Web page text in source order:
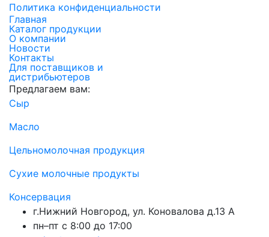
Политика конфиденциальности
Главная
Каталог продукции
О компании
Новости
Контакты
Для поставщиков и
дистрибьютеров
Предлагаем вам:
Сыр
Масло
Цельномолочная продукция
Сухие молочные продукты
Консервация
г.Нижний Новгород, ул. Коновалова д.13 А
пн–пт с 8:00 до 17:00